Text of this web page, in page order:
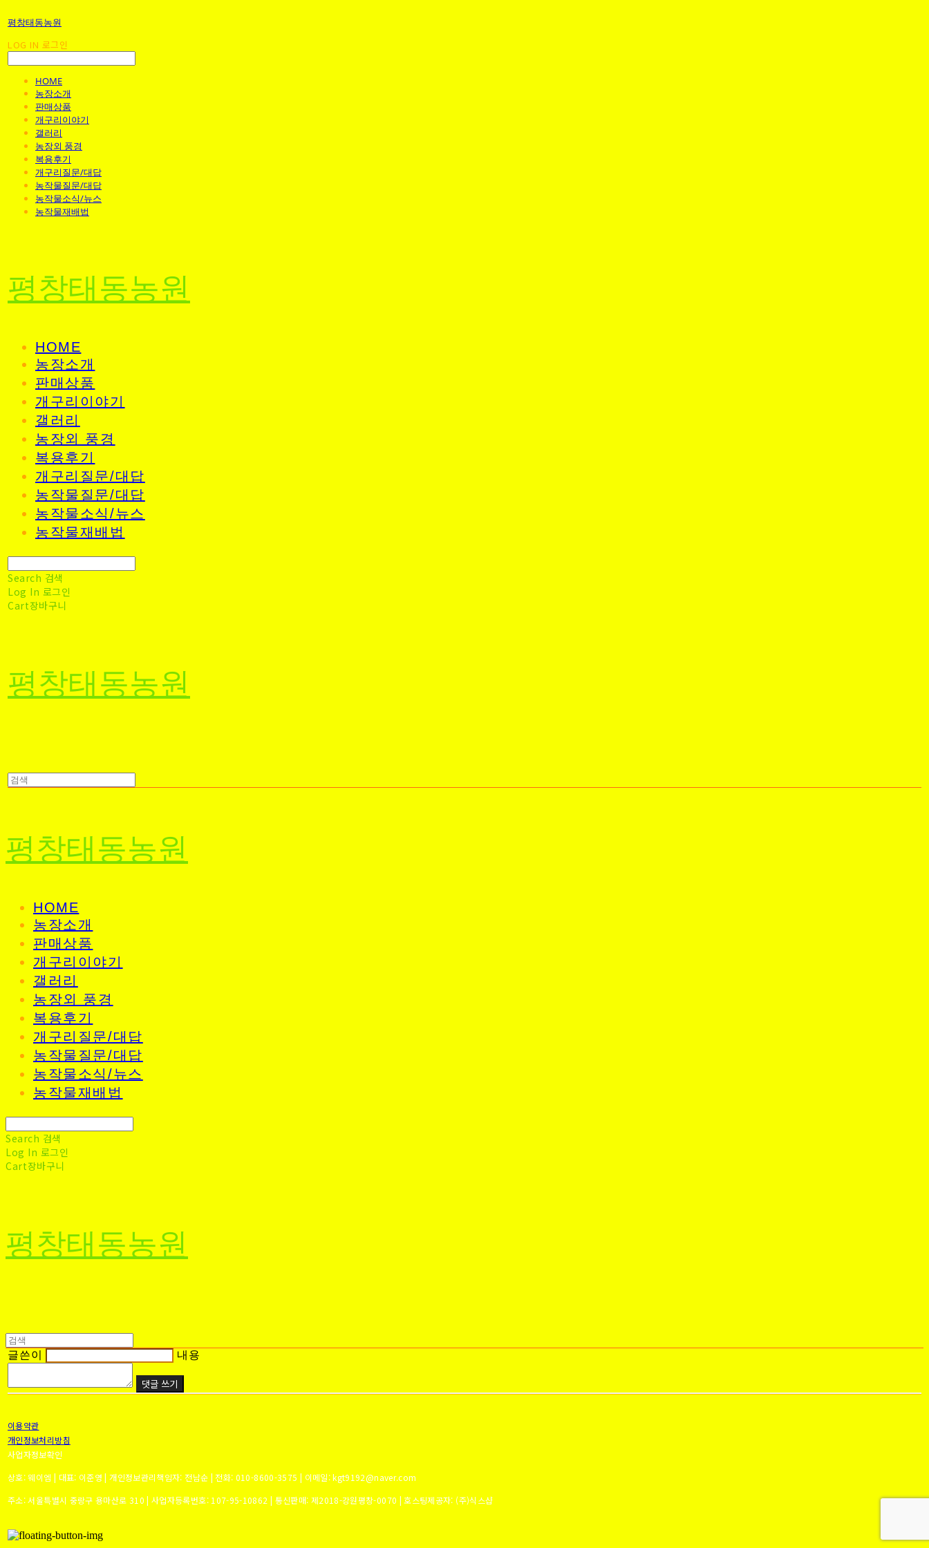
평창태동농원
LOG IN 로그인
HOME
농장소개
판매상품
개구리이야기
갤러리
농장외 풍경
복용후기
개구리질문/대답
농작물질문/대답
농작물소식/뉴스
농작물재배법
평창태동농원
HOME
농장소개
판매상품
개구리이야기
갤러리
농장외 풍경
복용후기
개구리질문/대답
농작물질문/대답
농작물소식/뉴스
농작물재배법
Search 검색
Log In 로그인
Cart장바구니
평창태동농원
평창태동농원
HOME
농장소개
판매상품
개구리이야기
갤러리
농장외 풍경
복용후기
개구리질문/대답
농작물질문/대답
농작물소식/뉴스
농작물재배법
Search 검색
Log In 로그인
Cart장바구니
평창태동농원
글쓴이 내용
댓글 쓰기
이용약관
개인정보처리방침
사업자정보확인
상호: 웨이엠 | 대표: 이준영 | 개인정보관리책임자: 전남순 | 전화: 010-8600-3575 | 이메일: kgt9192@naver.com
주소: 서울특별시 중랑구 용마산로 310 | 사업자등록번호: 107-95-10862 | 통신판매: 제2018-강원평창-0070 | 호스팅제공자: (주)식스샵